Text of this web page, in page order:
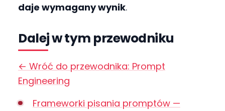
daje wymagany wynik.
Dalej w tym przewodniku
← Wróć do przewodnika: Prompt
Engineering
Frameworki pisania promptów —